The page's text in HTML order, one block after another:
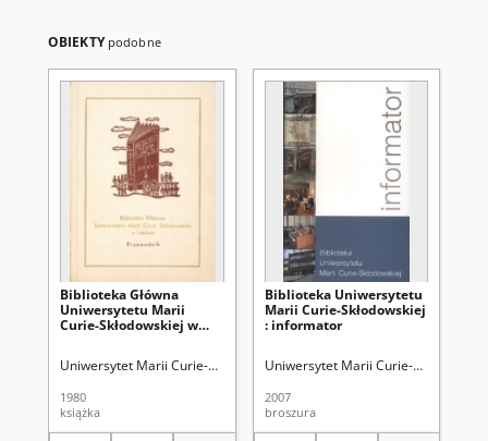
OBIEKTY podobne
Biblioteka Główna
Uniwersytetu Marii
Curie-Skłodowskiej w
Uniwersytet Marii Curie-Skłodowskiej (Lublin). Biblioteka Główna
1980
książka
Biblioteka Uniwersytetu
Marii Curie-Skłodowskiej
: informator
Uniwersytet Marii Curie-
2007
broszura